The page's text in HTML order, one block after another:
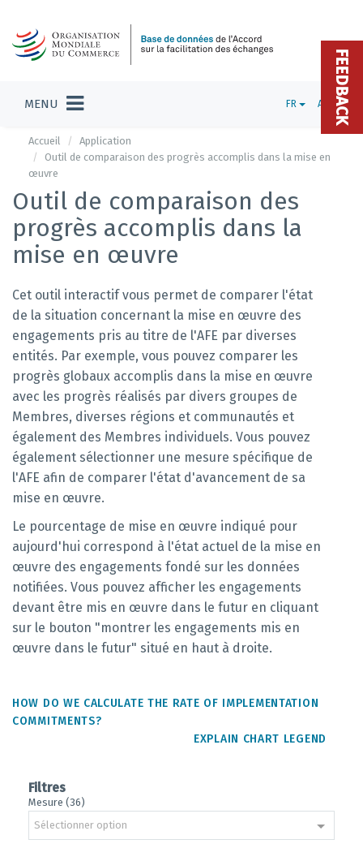
MENU FR ADMIN
Accueil
Application
Outil de comparaison des progrès accomplis dans la mise en
œuvre
Outil de comparaison des
progrès accomplis dans la
mise en œuvre
Cet outil interactif vous permet de comparer l'état
de la situation concernant la mise en œuvre des
engagements pris au titre de l'AFE par diverses
entités. Par exemple, vous pouvez comparer les
progrès globaux accomplis dans la mise en œuvre
avec les progrès réalisés par divers groupes de
Membres, diverses régions et communautés et
également des Membres individuels. Vous pouvez
également sélectionner une mesure spécifique de
l'AFE afin de comparer l'état d'avancement de sa
mise en œuvre.
Le pourcentage de mise en œuvre indiqué pour
aujourd'hui correspond à l'état actuel de la mise en
œuvre des engagements fondé sur les données
notifiées. Vous pouvez afficher les engagements
devant être mis en œuvre dans le futur en cliquant
sur le bouton "montrer les engagements mis en
œuvre dans le futur" situé en haut à droite.
HOW DO WE CALCULATE THE RATE OF IMPLEMENTATION
COMMITMENTS?
EXPLAIN CHART LEGEND
Filtres
Mesure (36)
Sélectionner option
FEEDBACK